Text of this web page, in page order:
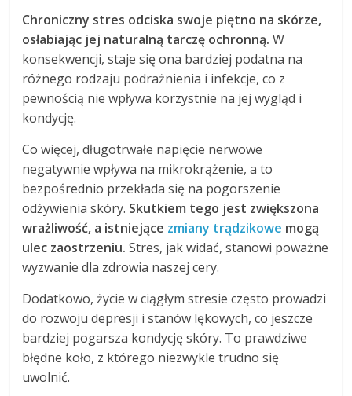
Chroniczny stres odciska swoje piętno na skórze,
osłabiając jej naturalną tarczę ochronną. W
konsekwencji, staje się ona bardziej podatna na
różnego rodzaju podrażnienia i infekcje, co z
pewnością nie wpływa korzystnie na jej wygląd i
kondycję.
Co więcej, długotrwałe napięcie nerwowe
negatywnie wpływa na mikrokrążenie, a to
bezpośrednio przekłada się na pogorszenie
odżywienia skóry. Skutkiem tego jest zwiększona
wrażliwość, a istniejące zmiany trądzikowe mogą
ulec zaostrzeniu. Stres, jak widać, stanowi poważne
wyzwanie dla zdrowia naszej cery.
Dodatkowo, życie w ciągłym stresie często prowadzi
do rozwoju depresji i stanów lękowych, co jeszcze
bardziej pogarsza kondycję skóry. To prawdziwe
błędne koło, z którego niezwykle trudno się
uwolnić.